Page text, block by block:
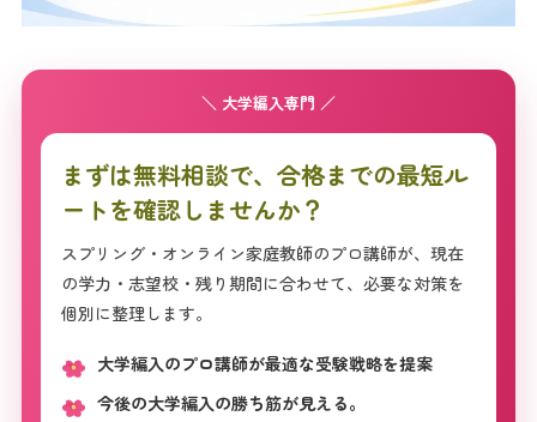
＼ 大学編入専門 ／
まずは無料相談で、合格までの最短ル
ートを確認しませんか？
スプリング・オンライン家庭教師のプロ講師が、現在
の学力・志望校・残り期間に合わせて、必要な対策を
個別に整理します。
大学編入のプロ講師が最適な受験戦略を提案
今後の大学編入の勝ち筋が見える。